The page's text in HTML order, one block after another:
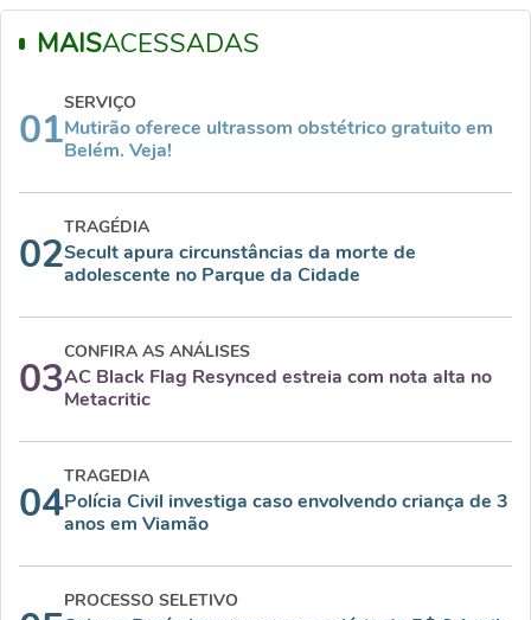
MAISACESSADAS
01
SERVIÇO
Mutirão oferece ultrassom obstétrico gratuito em
Belém. Veja!
02
TRAGÉDIA
Secult apura circunstâncias da morte de
adolescente no Parque da Cidade
03
CONFIRA AS ANÁLISES
AC Black Flag Resynced estreia com nota alta no
Metacritic
04
TRAGEDIA
Polícia Civil investiga caso envolvendo criança de 3
anos em Viamão
PROCESSO SELETIVO